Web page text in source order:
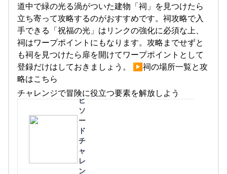
道中で緑の光る渦がついた建物「祠」を見つけたら
立ち寄って攻略するのがおすすめです。祠攻略で入
手できる「祝福の光」はリンクの強化に必須な上、
祠はワープポイントにもなります。攻略までせずと
も祠を見つけたら扉を開けてワープポイントとして
登録だけはしておきましょう。 ▶︎祠の場所一覧と攻
略はこちら
チャレンジで冒険に役立つ要素を解放しよう
エ
ピ
ソ
ー
ド
チ
ャ
レ
ン